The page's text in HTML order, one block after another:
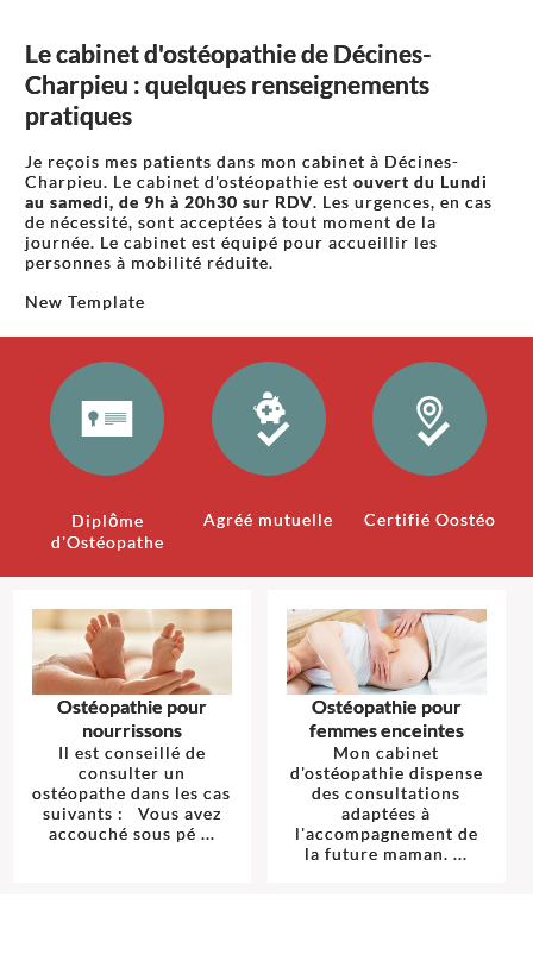
Le cabinet d'ostéopathie de Décines-
Charpieu : quelques renseignements
pratiques
Je reçois mes patients dans mon cabinet à Décines-
Charpieu. Le cabinet d'ostéopathie est ouvert du Lundi
au samedi, de 9h à 20h30 sur RDV. Les urgences, en cas
de nécessité, sont acceptées à tout moment de la
journée. Le cabinet est équipé pour accueillir les
personnes à mobilité réduite.
New Template
Diplôme
d'Ostéopathe
Agréé mutuelle Certifié Oostéo
Ostéopathie pour
nourrissons
Il est conseillé de
consulter un
ostéopathe dans les cas
suivants : Vous avez
accouché sous pé ...
Ostéopathie pour
femmes enceintes
Mon cabinet
d'ostéopathie dispense
des consultations
adaptées à
l'accompagnement de
la future maman. ...